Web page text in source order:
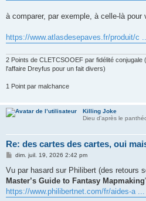
à comparer, par exemple, à celle-là pour
https://www.atlasdesepaves.fr/produit/c
2 Points de CLETCSOOEF par fidélité
l'affaire Dreyfus pour un fait divers)
1 Point par malchance
Killing Joke
Dieu d'après le
Re: des cartes des cartes, oui
M
s
a
g
e
dim. juil. 19, 2026 2:42 pm
Vu par hasard sur Philibert (des retours
Master’s Guide to Fantasy Mapmaking
https://www.philibertnet.com/fr/aides-a ...